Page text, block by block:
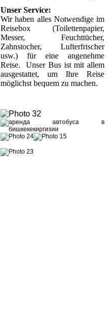
Unser Service:
Wir haben alles Notwendige im
Reisebox (Toilettenpapier,
Messer, Feuchttücher,
Zahnstocher, Lufterfrischer
usw.) für eine angenehme
Reise. Unser Bus ist mit allem
ausgestattet, um Ihre Reise
möglichst bequem zu machen.